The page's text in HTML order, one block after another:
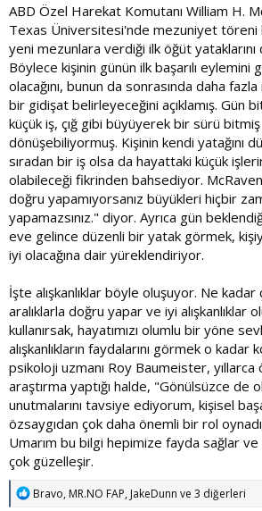
a
n
i
h
i
ABD Özel Harekat Komutanı William H.
Texas Üniversitesi'nde mezuniyet töreni
yeni mezunlara verdiği ilk öğüt
Böylece kişinin günün ilk başarılı eylemini
olacağını, bunun da sonrasında daha
bir gidişat belirleyeceğini açıklamış. Gün
küçük iş, çığ gibi büyüyerek bir sürü
dönüşebiliyormuş. Kişinin kendi yatağını
sıradan bir iş olsa da hayattaki küçük
olabileceği fikrinden bahsediyor.
doğru yapamıyorsanız büyükleri hiçbir
yapamazsınız." diyor. Ayrıca gün
eve gelince düzenli bir yatak görmek,
iyi olacağına dair yüreklendiriyor.
İşte alışkanlıklar böyle oluşuyor. Ne
aralıklarla doğru yapar ve iyi alışkanlıklar
kullanırsak, hayatımızı olumlu bir yöne
alışkanlıkların faydalarını görmek o kadar
psikoloji uzmanı Roy Baumeister, yıllarca
araştırma yaptığı halde, "Gönülsüzce de
unutmalarını tavsiye ediyorum, kişisel
özsaygıdan çok daha önemli bir rol
Umarım bu bilgi hepimize fayda sağlar ve
çok güzelleşir.
T
Bravo,MR.NO FAP,JakeDunn ve 3 diğerleri